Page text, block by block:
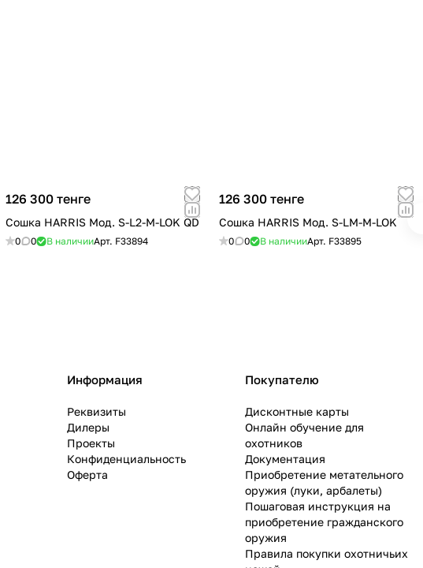
126 300 тенге
Сошка HARRIS Мод. S-L2-M-LOK QD
0 0 В наличииАрт. F33894
126 300 тенге
Сошка HARRIS Мод. S-LM-M-LOK
0 0 В наличииАрт. F33895
Информация
Реквизиты
Дилеры
Проекты
Конфиденциальность
Оферта
Покупателю
Дисконтные карты
Онлайн обучение для
охотников
Документация
Приобретение метательного
оружия (луки, арбалеты)
Пошаговая инструкция на
приобретение гражданского
оружия
Правила покупки охотничьих